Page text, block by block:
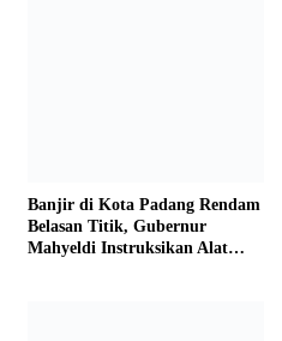
Banjir di Kota Padang Rendam
Belasan Titik, Gubernur
Mahyeldi Instruksikan Alat